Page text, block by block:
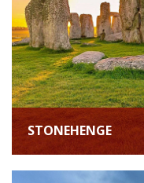
STONEHENGE